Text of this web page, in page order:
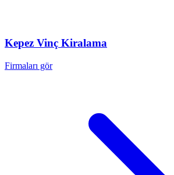
Kepez Vinç Kiralama
Firmaları gör